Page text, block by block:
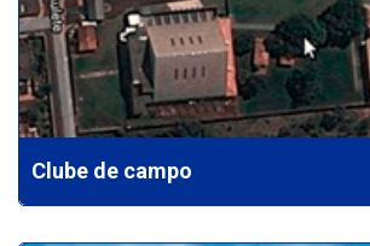
Clube de campo